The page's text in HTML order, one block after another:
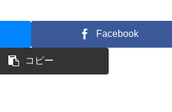
Facebook
コピー